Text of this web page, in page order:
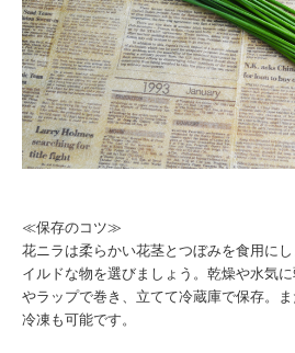
≪保存のコツ≫
花ニラは柔らかい花茎とつぼみを食用に
イルドな物を選びましょう。乾燥や水気
やラップで巻き、立てて冷蔵庫で保存。
冷凍も可能です。